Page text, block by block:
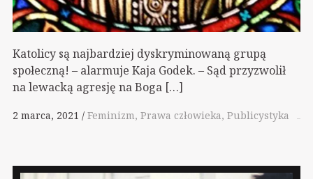
Katolicy są najbardziej dyskryminowaną grupą
społeczną! – alarmuje Kaja Godek. – Sąd przyzwolił
na lewacką agresję na Boga […]
2 marca, 2021 Feminizm Prawa człowieka Publicystyka